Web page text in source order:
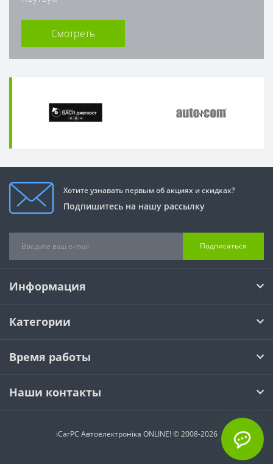
Смотреть
Хотите узнавать первым об акциях и скидках?
Подпишитесь на нашу рассылку
Подписаться
Информация
Категории
Время работы
Наши контакты
iCarPC Автоелектроніка ONLINE! © 2008-2026